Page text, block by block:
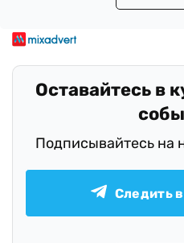
Оставайтесь в
Подписывайтесь на
Следить